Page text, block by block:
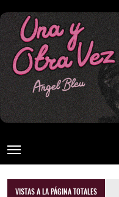
VISTAS A LA PÁGINA TOTALES